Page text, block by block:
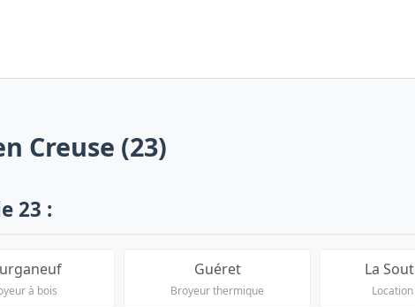
Creuse (23)
23 :
à bois
Guéret
Broyeur thermique
La